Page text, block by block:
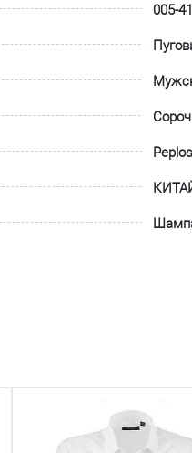
005-
Peplos